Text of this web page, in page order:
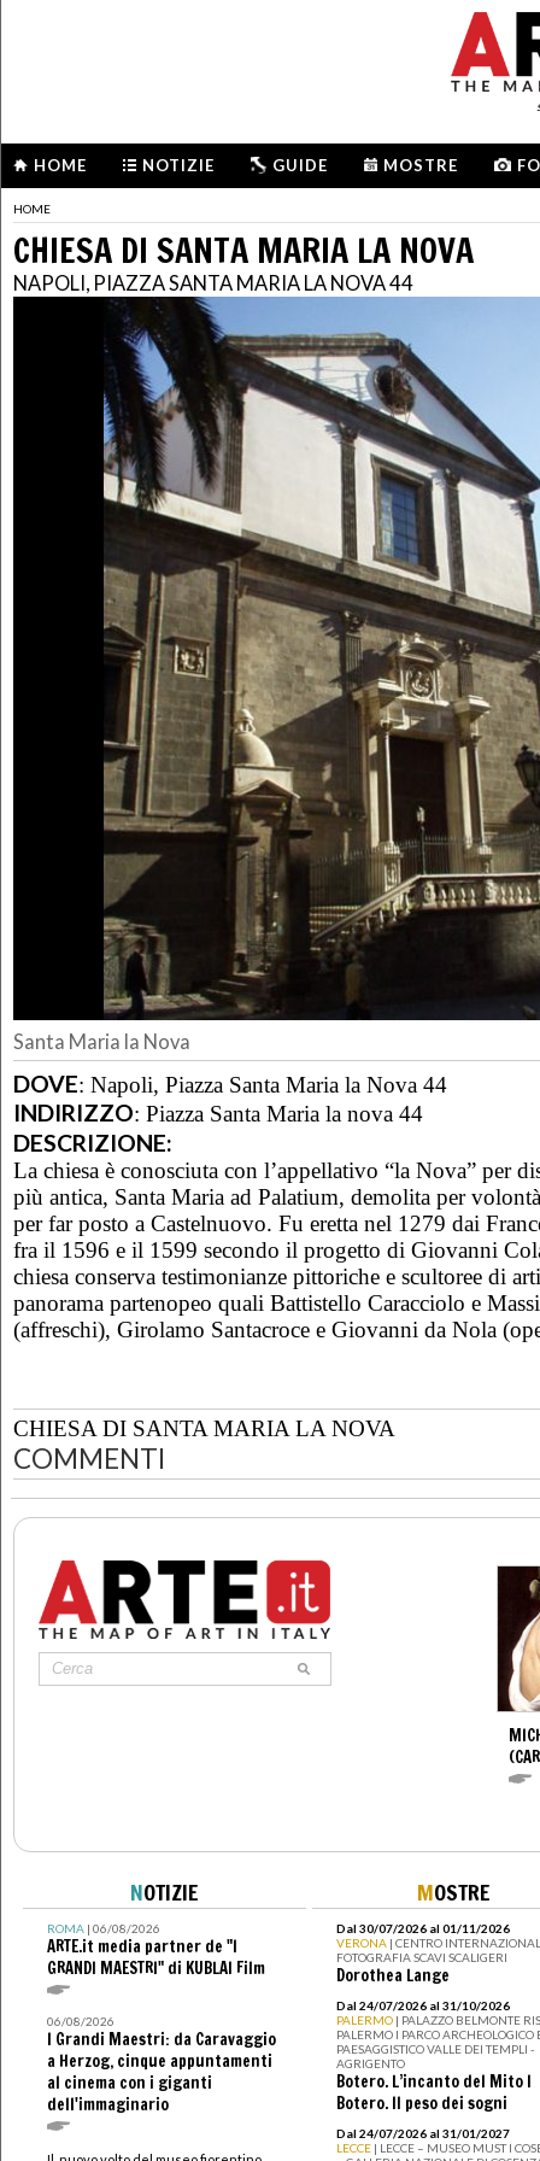
HOME NOTIZIE GUIDE MOSTRE
HOME
CHIESA DI SANTA MARIA LA NOVA
NAPOLI, PIAZZA SANTA MARIA LA NOVA 44
Santa Maria la Nova
DOVE: Napoli, Piazza Santa Maria la Nova 44
INDIRIZZO: Piazza Santa Maria la nova 44
DESCRIZIONE:
La chiesa è conosciuta con l’appellativo “la Nova” per
più antica, Santa Maria ad Palatium, demolita per
per far posto a Castelnuovo. Fu eretta nel 1279 dai
fra il 1596 e il 1599 secondo il progetto di Giovanni
chiesa conserva testimonianze pittoriche e scultoree di
panorama partenopeo quali Battistello Caracciolo e
(affreschi), Girolamo Santacroce e Giovanni da Nola
CHIESA DI SANTA MARIA LA NOVA
COMMENTI
NOTIZIE
ROMA| 06/08/2026
ARTE.it media partner de "I
GRANDI MAESTRI" di KUBLAI Film
06/08/2026
I Grandi Maestri: da Caravaggio
a Herzog, cinque appuntamenti
al cinema con i giganti
dell'immaginario
MOSTRE
Dal 30/07/2026 al 01/11/2026
VERONA | CENTRO
FOTOGRAFIA SCAVI SCALIGERI
Dorothea Lange
Dal 24/07/2026 al 31/10/2026
PALERMO | PALAZZO BELMONTE
PALERMO I PARCO ARCHEOLOGICO
PAESAGGISTICO VALLE DEI TEMPLI -
AGRIGENTO
Botero. L’incanto del Mito I
Botero. Il peso dei sogni
Dal 24/07/2026 al 31/01/2027
LECCE | LECCE – MUSEO MUST I